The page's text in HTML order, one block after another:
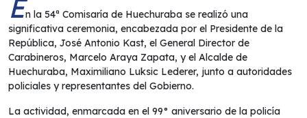
En la 54ª Comisaría de Huechuraba se realizó una
significativa ceremonia, encabezada por el Presidente de la
República, José Antonio Kast, el General Director de
Carabineros, Marcelo Araya Zapata, y el Alcalde de
Huechuraba, Maximiliano Luksic Lederer, junto a autoridades
policiales y representantes del Gobierno.
La actividad, enmarcada en el 99° aniversario de la policía